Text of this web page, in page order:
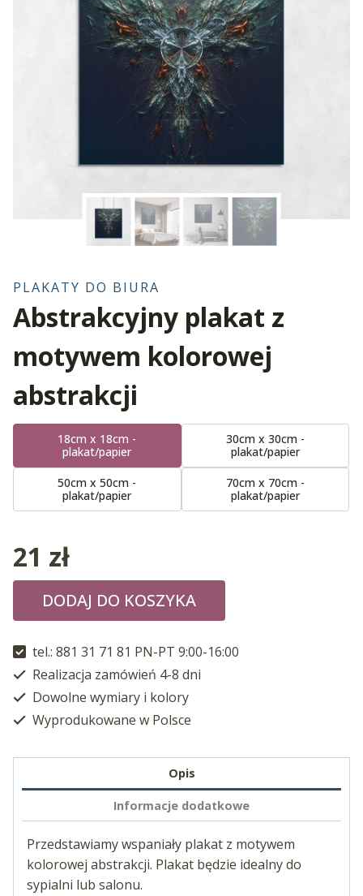
PLAKATY DO BIURA
Abstrakcyjny plakat z
motywem kolorowej
abstrakcji
18cm x 18cm -
plakat/papier
30cm x 30cm -
plakat/papier
50cm x 50cm -
plakat/papier
70cm x 70cm -
plakat/papier
21 zł
DODAJ DO KOSZYKA
tel.: 881 31 71 81 PN-PT 9:00-16:00
Realizacja zamówień 4-8 dni
Dowolne wymiary i kolory
Wyprodukowane w Polsce
Opis
Informacje dodatkowe
Przedstawiamy wspaniały plakat z motywem
kolorowej abstrakcji. Plakat będzie idealny do
sypialni lub salonu.